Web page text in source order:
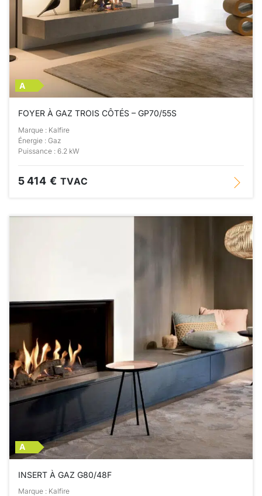
A
FOYER À GAZ TROIS CÔTÉS – GP70/55S
Marque : Kalfire
Énergie : Gaz
Puissance : 6.2 kW
5 414 € TVAC
A
INSERT À GAZ G80/48F
Marque : Kalfire